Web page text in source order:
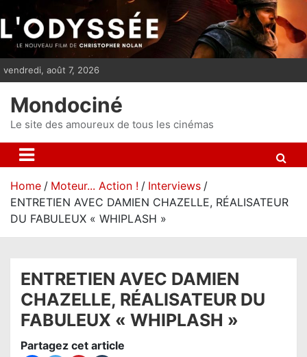
i
p
n
vendredi, août 7, 2026
Mondociné
Le site des amoureux de tous les cinémas
Home Moteur... Action !
Interviews
ENTRETIEN AVEC DAMIEN CHAZELLE, RÉALISATEUR
DU FABULEUX « WHIPLASH »
ENTRETIEN AVEC DAMIEN
CHAZELLE, RÉALISATEUR DU
FABULEUX « WHIPLASH »
Partagez cet article